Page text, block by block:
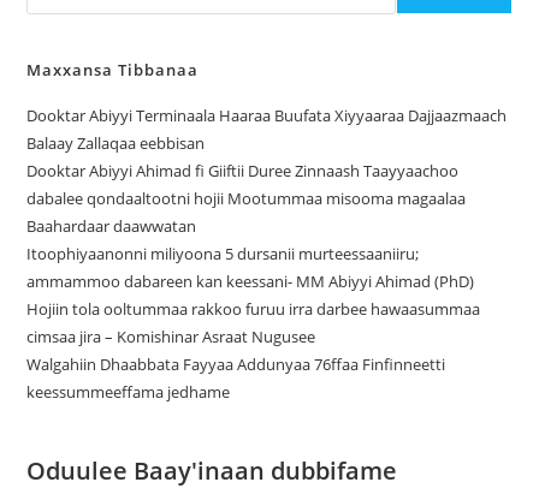
Maxxansa Tibbanaa
Dooktar Abiyyi Terminaala Haaraa Buufata Xiyyaaraa Dajjaazmaach
Balaay Zallaqaa eebbisan
Dooktar Abiyyi Ahimad fi Giiftii Duree Zinnaash Taayyaachoo
dabalee qondaaltootni hojii Mootummaa misooma magaalaa
Baahardaar daawwatan
Itoophiyaanonni miliyoona 5 dursanii murteessaaniiru;
ammammoo dabareen kan keessani- MM Abiyyi Ahimad (PhD)
Hojiin tola ooltummaa rakkoo furuu irra darbee hawaasummaa
cimsaa jira – Komishinar Asraat Nugusee
Walgahiin Dhaabbata Fayyaa Addunyaa 76ffaa Finfinneetti
keessummeeffama jedhame
Oduulee Baay'inaan dubbifame